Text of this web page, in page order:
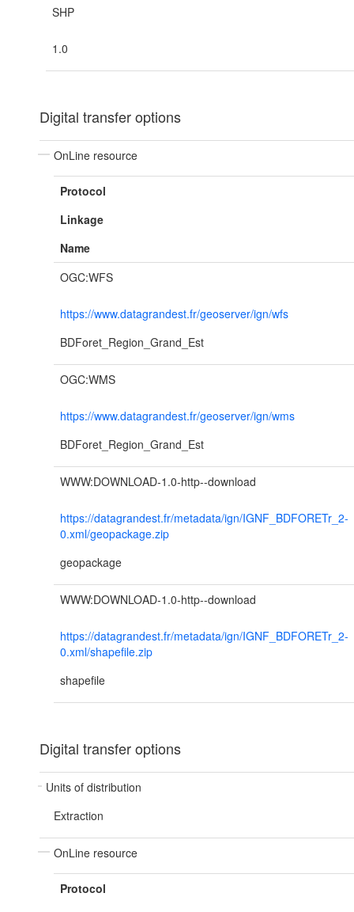
SHP
1.0
Digital transfer options
OnLine resource
Protocol
Linkage
Name
OGC:WFS
https://www.datagrandest.fr/geoserver/ign/wfs
BDForet_Region_Grand_Est
OGC:WMS
https://www.datagrandest.fr/geoserver/ign/wms
BDForet_Region_Grand_Est
WWW:DOWNLOAD-1.0-http--download
https://datagrandest.fr/metadata/ign/IGNF_BDFORETr_2-
0.xml/geopackage.zip
geopackage
WWW:DOWNLOAD-1.0-http--download
https://datagrandest.fr/metadata/ign/IGNF_BDFORETr_2-
0.xml/shapefile.zip
shapefile
Digital transfer options
Units of distribution
Extraction
OnLine resource
Protocol